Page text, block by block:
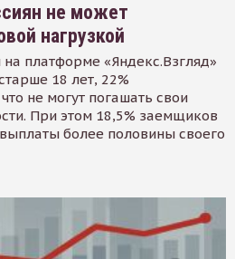
не может
нагрузкой
платформе «Яндекс.Взгляд»
18 лет, 22%
не могут погашать свои
При этом 18,5% заемщиков
более половины своего